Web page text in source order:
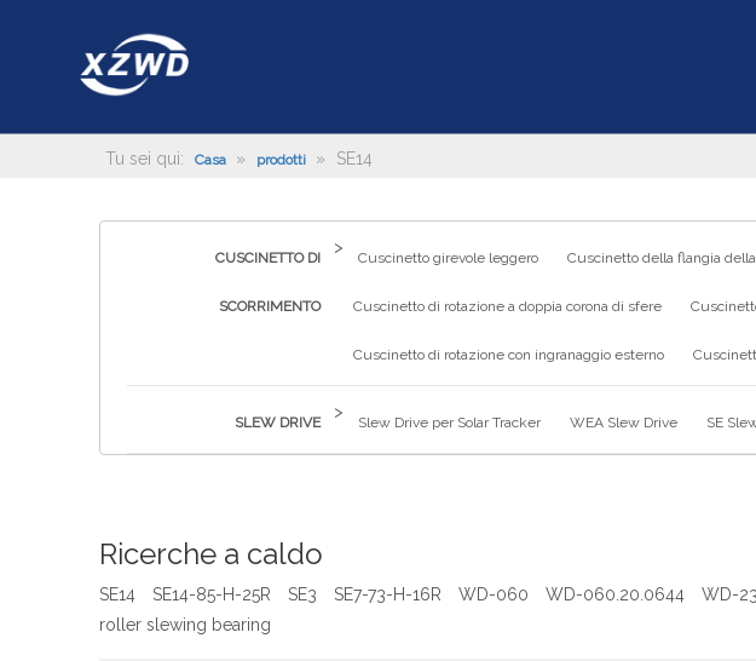
Tu sei qui: Casa » prodotti » SE14
CUSCINETTO DI
SCORRIMENTO
>
Cuscinetto girevole leggero Cuscinetto della flangia
Cuscinetto di rotazione a doppia corona di sfere
Cuscinetto di rotazione con ingranaggio esterno
SLEW DRIVE
>
Slew Drive per Solar Tracker WEA Slew Drive SE
Ricerche a caldo
SE14 SE14-85-H-25R SE3 SE7-73-H-16R WD-060 WD-060.20.0644 WD-
roller slewing bearing